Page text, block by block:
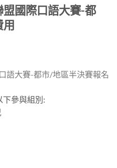
國際口語大賽-都
語大賽-都市/地區半決賽報名
下參與組別: